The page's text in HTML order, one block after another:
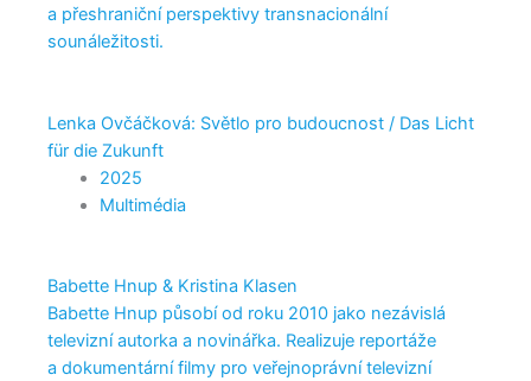
a přeshraniční perspektivy transnacionální
sounáležitosti.
Lenka Ovčáčková: Světlo pro budoucnost / Das Licht
für die Zukunft
2025
Multimédia
Babette Hnup & Kristina Klasen
Babette Hnup působí od roku 2010 jako nezávislá
televizní autorka a novinářka. Realizuje reportáže
a dokumentární filmy pro veřejnoprávní televizní